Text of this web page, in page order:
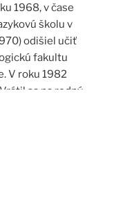
1968, v čase
školu v
odišiel učiť
fakultu
V roku 1982
sa na rodný